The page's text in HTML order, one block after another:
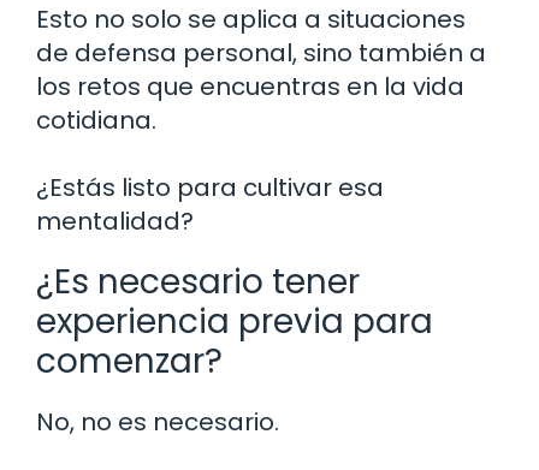
Esto no solo se aplica a situaciones
de defensa personal, sino también a
los retos que encuentras en la vida
cotidiana.
¿Estás listo para cultivar esa
mentalidad?
¿Es necesario tener
experiencia previa para
comenzar?
No, no es necesario.